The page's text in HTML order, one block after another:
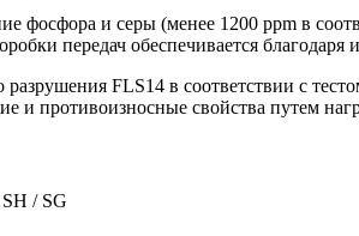
фосфора и серы (менее 1200 ppm в
передач обеспечивается
разрушения FLS14 в соответствии с
и противоизносные свойства путем
/ SG